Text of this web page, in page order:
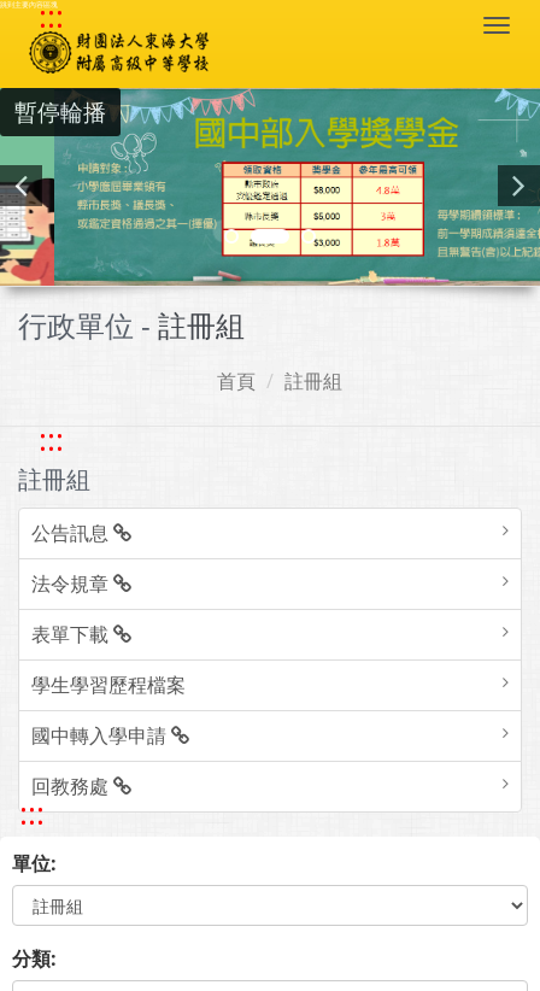
跳到主要內容區塊
:::
暫停輪播
行政單位 - 註冊組
首頁 註冊組
:::
註冊組
公告訊息
法令規章
表單下載
學生學習歷程檔案
國中轉入學申請
回教務處
:::
單位:
分類: